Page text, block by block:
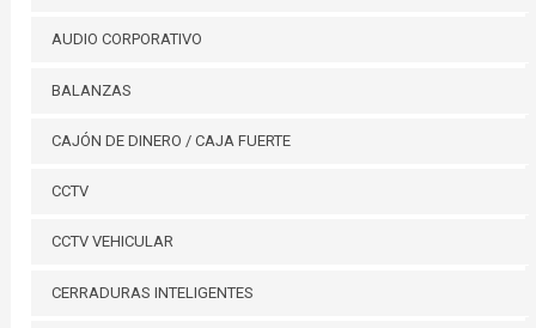
AUDIO CORPORATIVO
BALANZAS
CAJÓN DE DINERO / CAJA FUERTE
CCTV
CCTV VEHICULAR
CERRADURAS INTELIGENTES